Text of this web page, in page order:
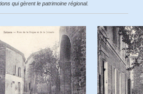
qui gèrent le patrimoine régional.